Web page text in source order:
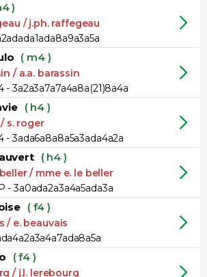
)
/ j.ph. raffegeau
( m4 )
/ a.a. barassin
- 3a2a3a7a7a4a8a(21)8a4a
( h4 )
s. roger
- 3ada6a8a8a5a3ada4a2a
( h4 )
/ mme e. le beller
- 3a0ada2a3a4a5ada3a
( f4 )
/ e. beauvais
( f4 )
/ j.l. lerebourg